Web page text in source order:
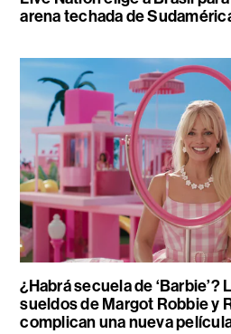
arena techada de
¿Habrá secuela de ‘Barbie’?
sueldos de Margot Robbie y
complican una nueva